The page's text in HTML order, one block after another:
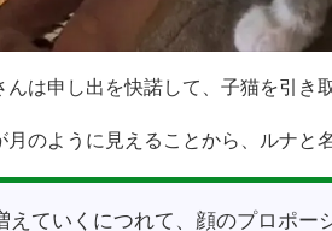
んは申し出を快諾して、子猫を引き
月のように見えることから、ルナと
えていくにつれて、顔のプロポー